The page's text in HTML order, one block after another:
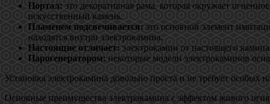
Портал:это декоративная рама, которая окружает
искусственный камень.
Пламенем подсвечивается:это основной элемент
находятся внутри электрокамина.
Настоящие отличает:электрокамин от настоящего
Парогенератором:некоторые модели электрокаминов
Установка электрокамина довольно проста и не требует
Основные преимущества электрокамина с эффектом живого